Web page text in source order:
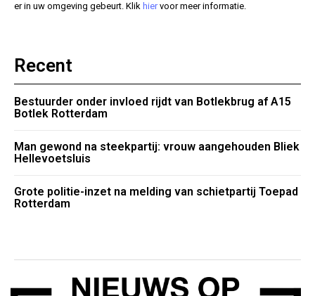
er in uw omgeving gebeurt. Klik hiervoor meer informatie.
Recent
Bestuurder onder invloed rijdt van Botlekbrug af A15
Botlek Rotterdam
Man gewond na steekpartij: vrouw aangehouden Bliek
Hellevoetsluis
Grote politie-inzet na melding van schietpartij Toepad
Rotterdam